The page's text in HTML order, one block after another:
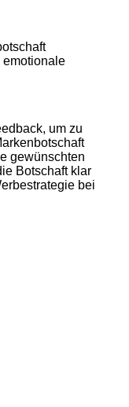
emotionale
um zu
gewünschten
Botschaft klar
bei